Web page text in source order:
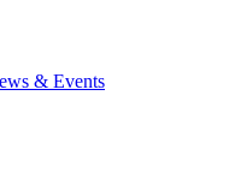
& Events